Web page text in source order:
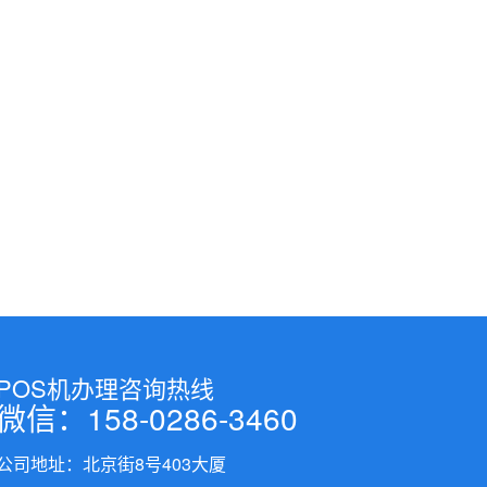
机办理咨询热线
信：158-0286-3460
司地址：北京街8号403大厦